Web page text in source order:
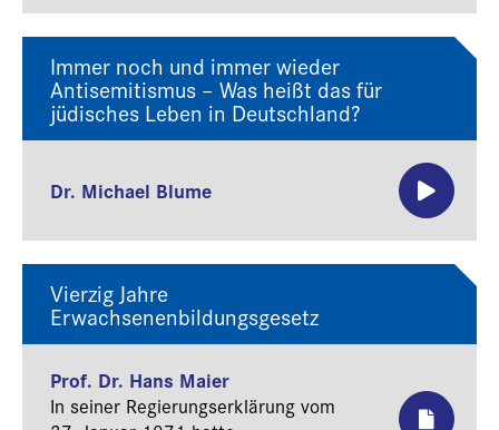
Auftrag, zugunsten des Patienten
tätig…
Immer noch und immer wieder
Antisemitismus – Was heißt das für
jüdisches Leben in Deutschland?
Dr. Michael Blume
Vierzig Jahre
Erwachsenenbildungsgesetz
Prof. Dr. Hans Maier
In seiner Regierungserklärung vom